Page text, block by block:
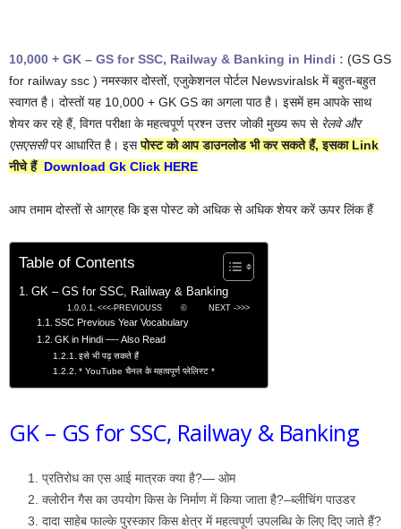
10,000 + GK – GS for SSC, Railway & Banking in Hindi : (GS GS
for railway ssc ) नमस्कार दोस्तों, एजुकेशनल पोर्टल Newsviralsk में बहुत-बहुत
स्वागत है। दोस्तों यह 10,000 + GK GS का अगला पाठ है। इसमें हम आपके साथ
शेयर कर रहे हैं, विगत परीक्षा के महत्वपूर्ण प्रश्न उत्तर जोकी मुख्य रूप से रेलवे और
एसएससीपर आधारित है। इसपोस्ट को आप डाउनलोड भी कर सकते हैं, इसका Link
नीचे हैं Download Gk Click HERE
आप तमाम दोस्तों से आग्रह कि इस पोस्ट को अधिक से अधिक शेयर करें ऊपर लिंक हैं
Table of Contents
GK – GS for SSC, Railway & Banking
<<<-PREVIOUSS © NEXT ->>>
SSC Previous Year Vocabulary
GK in Hindi —- Also Read
इसे भी पढ़ सकते हैं
* YouTube चैनल के महत्वपूर्ण प्लेलिस्ट *
GK – GS for SSC, Railway & Banking
प्रतिरोध का एस आई मात्रक क्या है?— ओम
क्लोरीन गैस का उपयोग किस के निर्माण में किया जाता है?–ब्लीचिंग पाउडर
दादा साहेब फाल्के पुरस्कार किस क्षेत्र में महत्वपूर्ण उपलब्धि के लिए दिए जाते हैं?